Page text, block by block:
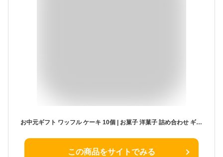
お中元ギフト ワッフル ケーキ 10個 | お菓子 洋菓子 詰め合わせ ギフト 個包装 お中元 御中元 ワッフルケーキ スイーツ 冷凍 お取り寄せスイーツ 女性 彼女 妻 お中元スイーツギフト 誕生日プレゼント ワッフルサンド かわいい おしゃれ 手土産 お礼 3000円 送料無料
この商品をサイトでみる